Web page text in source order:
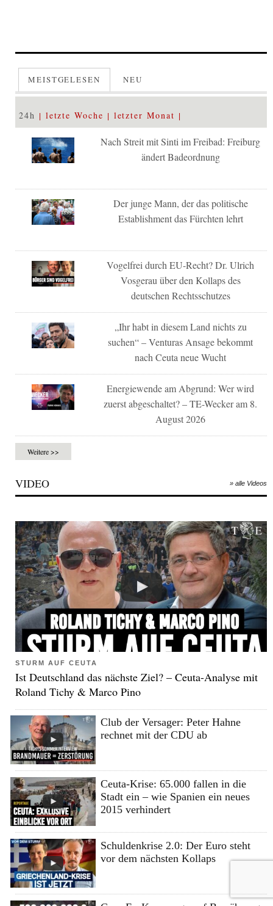
MEISTGELESEN NEU
24h letzte Woche letzter Monat
Nach Streit mit Sinti im Freibad: Freiburg
ändert Badeordnung
Der junge Mann, der das politische
Establishment das Fürchten lehrt
Vogelfrei durch EU-Recht? Dr. Ulrich
Vosgerau über den Kollaps des
deutschen Rechtsschutzes
„Ihr habt in diesem Land nichts zu
suchen“ – Venturas Ansage bekommt
nach Ceuta neue Wucht
Energiewende am Abgrund: Wer wird
zuerst abgeschaltet? – TE-Wecker am 8.
August 2026
Weitere >>
VIDEO » alle Videos
STURM AUF CEUTA
Ist Deutschland das nächste Ziel? – Ceuta-Analyse mit
Roland Tichy & Marco Pino
Club der Versager: Peter Hahne
rechnet mit der CDU ab
Ceuta-Krise: 65.000 fallen in die
Stadt ein – wie Spanien ein neues
2015 verhindert
Schuldenkrise 2.0: Der Euro steht
vor dem nächsten Kollaps